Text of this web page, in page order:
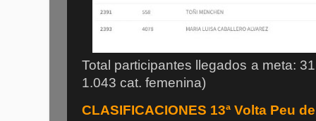
Total participantes llegados a meta:
1.043 cat. femenina)
CLASIFICACIONES 13ª Volta Peu